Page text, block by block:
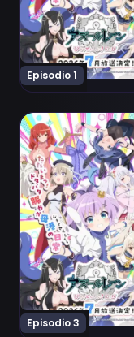
Episodio 1
Episodio 3
Ver Azur Lane: